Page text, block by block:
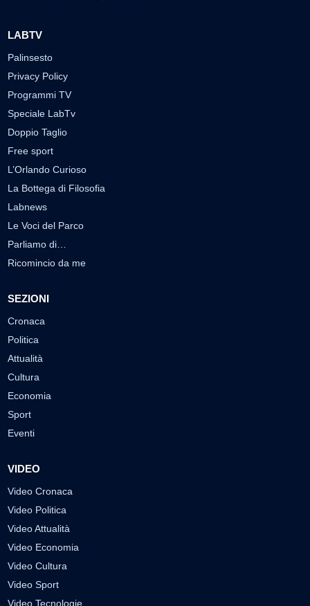
LABTV
Palinsesto
Privacy Policy
Programmi TV
Speciale LabTv
Doppio Taglio
Free sport
L’Orlando Curioso
La Bottega di Filosofia
Labnews
Le Voci del Parco
Parliamo di…
Ricomincio da me
SEZIONI
Cronaca
Politica
Attualità
Cultura
Economia
Sport
Eventi
VIDEO
Video Cronaca
Video Politica
Video Attualità
Video Economia
Video Cultura
Video Sport
Video Tecnologie